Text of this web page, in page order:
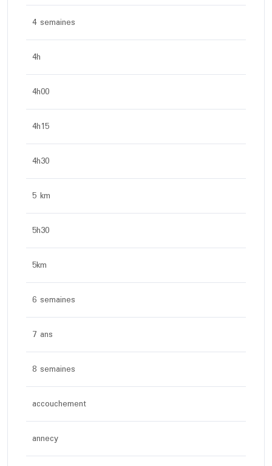
4 semaines
4h
4h00
4h15
4h30
5 km
5h30
5km
6 semaines
7 ans
8 semaines
accouchement
annecy